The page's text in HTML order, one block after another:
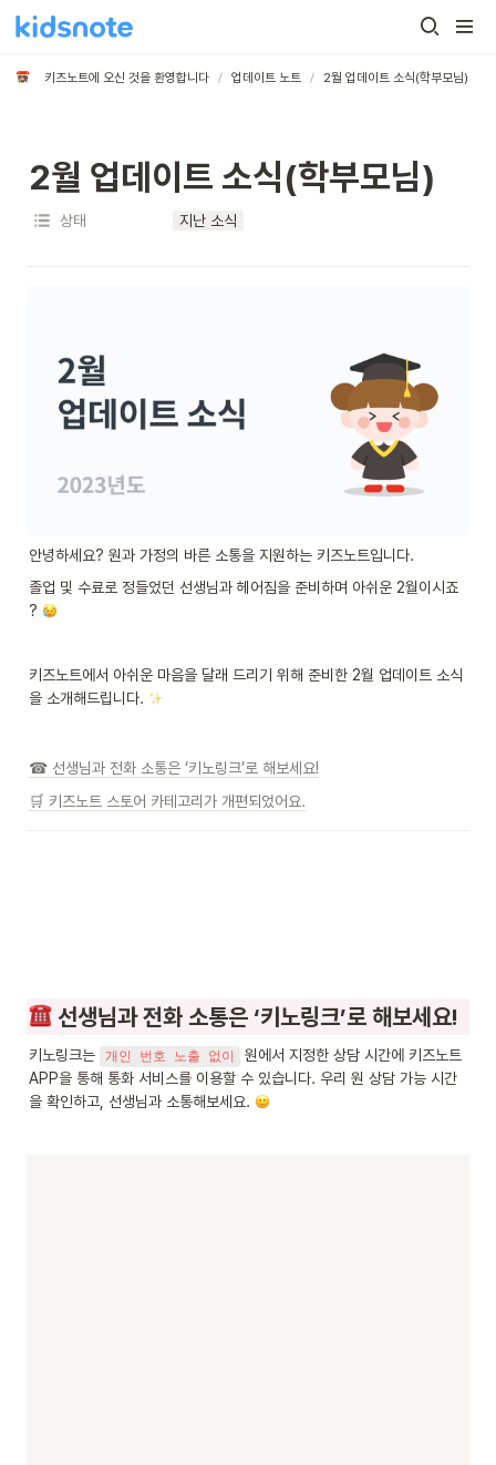
키즈노트에 오신 것을 환영합니다 / 업데이트 노트 / 2월 업데이트 소식(학부모님)
2월 업데이트 소식(학부모님)
상태 지난 소식
안녕하세요? 원과 가정의 바른 소통을 지원하는 키즈노트입니다.
졸업 및 수료로 정들었던 선생님과 헤어짐을 준비하며 아쉬운 2월이시죠
?
키즈노트에서 아쉬운 마음을 달래 드리기 위해 준비한 2월 업데이트 소식
을 소개해드립니다.
☎ 선생님과 전화 소통은 ‘키노링크’로 해보세요!
🛒 키즈노트 스토어 카테고리가 개편되었어요.
선생님과 전화 소통은 ‘키노링크’로 해보세요!
키노링크는 개인 번호 노출 없이
원에서 지정한 상담 시간에 키즈노트
APP을 통해 통화 서비스를 이용할 수 있습니다. 우리 원 상담 가능 시간
을 확인하고, 선생님과 소통해보세요.